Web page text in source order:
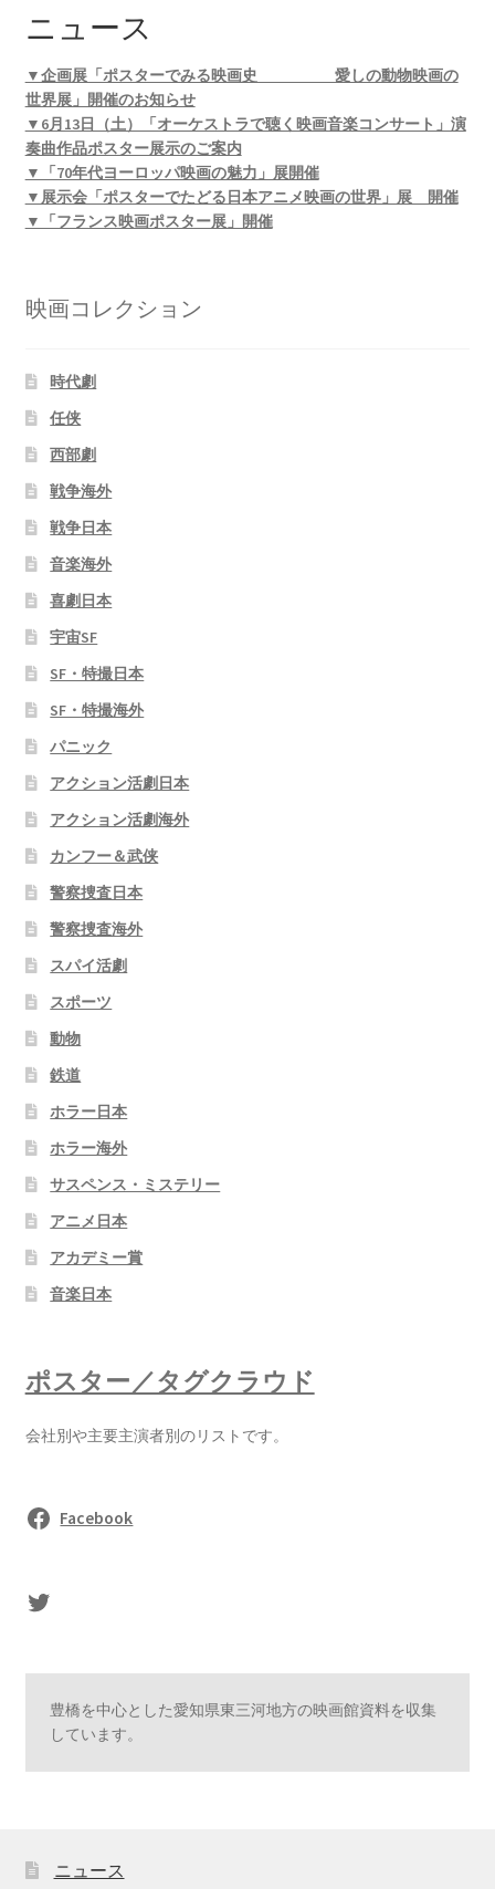
ニュース
▼企画展「ポスターでみる映画史 愛しの動物映画の
世界展」開催のお知らせ
▼6月13日（土）「オーケストラで聴く映画音楽コンサート」演
奏曲作品ポスター展示のご案内
▼「70年代ヨーロッパ映画の魅力」展開催
▼展示会「ポスターでたどる日本アニメ映画の世界」展 開催
▼「フランス映画ポスター展」開催
映画コレクション
時代劇
任侠
西部劇
戦争海外
戦争日本
音楽海外
喜劇日本
宇宙SF
SF・特撮日本
SF・特撮海外
パニック
アクション活劇日本
アクション活劇海外
カンフー＆武侠
警察捜査日本
警察捜査海外
スパイ活劇
スポーツ
動物
鉄道
ホラー日本
ホラー海外
サスペンス・ミステリー
アニメ日本
アカデミー賞
音楽日本
ポスター／タグクラウド
会社別や主要主演者別のリストです。
Facebook
sasaki's Twitter
豊橋を中心とした愛知県東三河地方の映画館資料を収集
しています。
ニュース